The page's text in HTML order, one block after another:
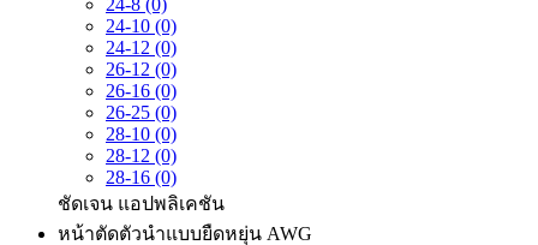
24-10 (0)
24-12 (0)
26-12 (0)
26-16 (0)
26-25 (0)
28-10 (0)
28-12 (0)
28-16 (0)
ชัดเจน แอปพลิเคชัน
หน้าตัดตัวนำแบบยืดหยุ่น AWG